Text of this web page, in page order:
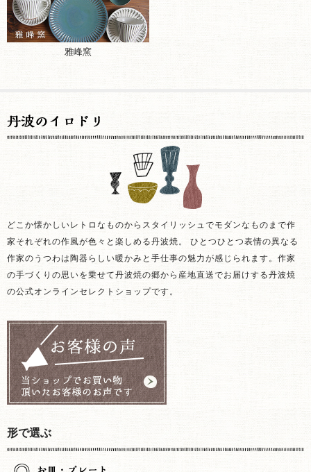
雅峰窯
どこか懐かしいレトロなものからスタイリッシュでモダンなものまで作
家それぞれの作風が色々と楽しめる丹波焼。 ひとつひとつ表情の異なる
作家のうつわは陶器らしい暖かみと手仕事の魅力が感じられます。作家
の手づくりの思いを乗せて丹波焼の郷から産地直送でお届けする丹波焼
の公式オンラインセレクトショップです。
形で選ぶ